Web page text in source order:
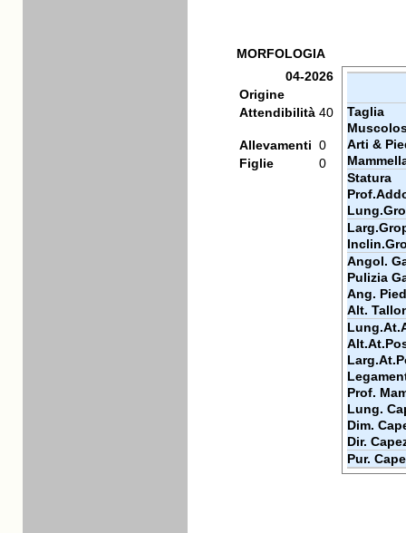
MORFOLOGIA
04-2026
Origine
Attendibilità 40
Allevamenti 0
Figlie
0
Taglia
Arti &
Statura
Angol.
Pulizia
Ang.
Alt.
Prof.
Lung.
Dim.
Dir.
Pur.